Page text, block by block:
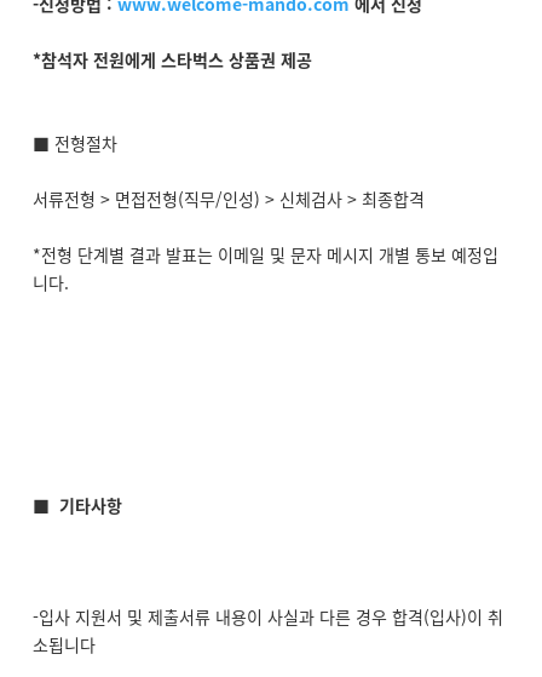
*참석자 전원에게 스타벅스 상품권 제공
■ 전형절차
서류전형 > 면접전형(직무/인성) > 신체검사 > 최종합격
*전형 단계별 결과 발표는 이메일 및 문자 메시지 개별 통보 예정입
니다.
■기타사항
-입사 지원서 및 제출서류 내용이 사실과 다른 경우 합격(입사)이 취
소됩니다